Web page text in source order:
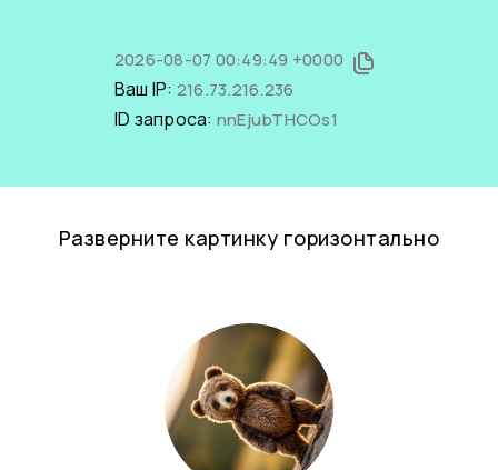
2026-08-07 00:49:49 +0000
Ваш IP: 216.73.216.236
ID запроса: nnEjubTHCOs1
Разверните картинку горизонтально